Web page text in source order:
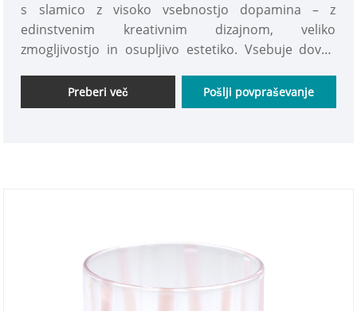
s slamico z visoko vsebnostjo dopamina – z
edinstvenim kreativnim dizajnom, veliko
zmogljivostjo in osupljivo estetiko. Vsebuje dovolj
hidraciji, kar zmanjša potrebo po polnjenju, tako da
lahko pijete do mile volje in ostanete sveži ves dan.
Preberi več Pošlji povpraševanje